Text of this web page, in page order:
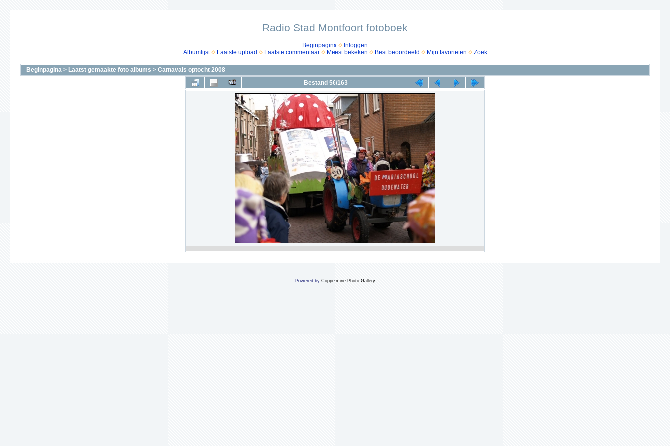
Radio Stad Montfoort fotoboek
Beginpagina
Inloggen
Albumlijst
Laatste upload Laatste commentaar Meest bekeken Best beoordeeld Mijn favorieten Zoek
Beginpagina > Laatst gemaakte foto albums > Carnavals optocht 2008
Bestand 56/163
Powered by Coppermine Photo Gallery